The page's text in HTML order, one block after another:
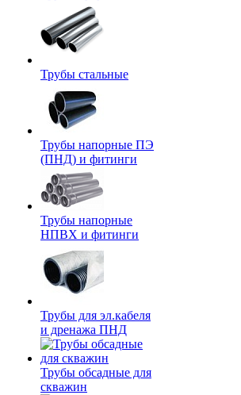
Трубы стальные
Трубы напорные ПЭ
(ПНД) и фитинги
Трубы напорные
НПВХ и фитинги
Трубы для эл.кабеля
и дренажа ПНД
Трубы обсадные для
скважин